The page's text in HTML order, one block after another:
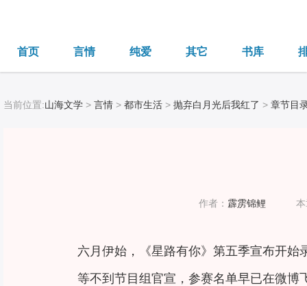
首页 言情 纯爱 其它 书库
当前位置:山海文学 > 言情 > 都市生活 > 抛弃白月光后我红了 > 章节目
作者： 霹雳锦鲤
六月伊始，《星路有你》第五季宣布开始
等不到节目组官宣，参赛名单早已在微